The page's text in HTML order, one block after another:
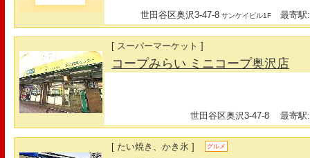
世田谷区奥沢3-47-8 サンケイビル1F 最寄駅:
[ スーパーマーケット ]
コープみらい ミニコープ奥沢店
世田谷区奥沢3-47-8 最寄駅:
[ たい焼き、かき氷 ] グルメ